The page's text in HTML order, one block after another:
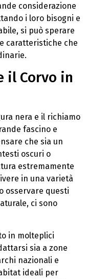
considerazione
i loro bisogni e
si può sperare
caratteristiche che
il Corvo in
nera e il richiamo
fascino e
che sia un
oscuri o
estremamente
in una varietà
osservare questi
ci sono
in molteplici
sia a zone
nazionali e
ideali per